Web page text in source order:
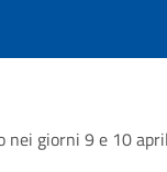
nei giorni 9 e 10